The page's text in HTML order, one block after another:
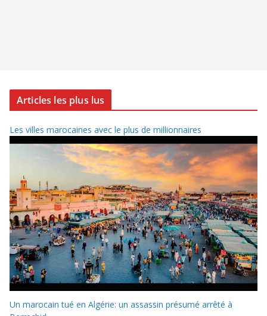
Articles les plus lus
Les villes marocaines avec le plus de millionnaires
Un marocain tué en Algérie: un assassin présumé arrêté à